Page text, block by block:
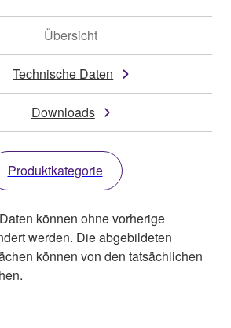
Übersicht
Technische Daten
Downloads
Produktkategorie
können ohne vorherige
werden. Die abgebildeten
können von den tatsächlichen